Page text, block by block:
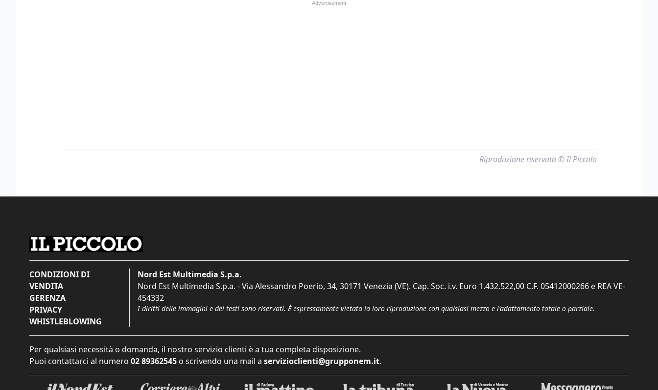
Riproduzione riservata © Il Piccolo
CONDIZIONI DI
VENDITA
GERENZA
PRIVACY
WHISTLEBLOWING
Nord Est Multimedia S.p.a.
Nord Est Multimedia S.p.a. - Via Alessandro Poerio, 34, 30171 Venezia (VE). Cap. Soc. i.v. Euro 1.432.522,00 C.F. 05412000266 e REA VE-
454332
I diritti delle immagini e dei testi sono riservati. È espressamente vietata la loro riproduzione con qualsiasi mezzo e l'adattamento totale o parziale.
Per qualsiasi necessità o domanda, il nostro servizio clienti è a tua completa disposizione.
Puoi contattarci al numero 02 89362545 o scrivendo una mail a servizioclienti@grupponem.it.